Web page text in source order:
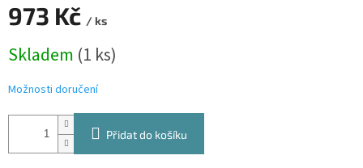
973 Kč / ks
cena:
Skladem (1 ks)
Možnosti doručení
Přidat do košíku